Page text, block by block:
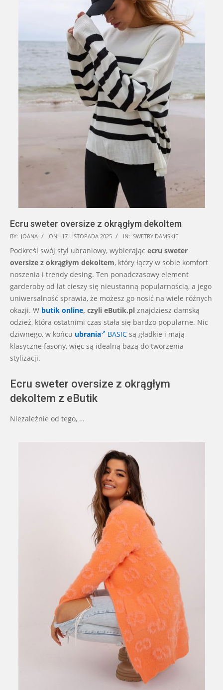
Ecru sweter oversize z okrągłym dekoltem
2025-
11-
BY: JOANA ON: 17 LISTOPADA 2025 IN: SWETRY DAMSKIE
Podkreśl swój styl ubraniowy, wybierając ecru sweter
oversize z okrągłym dekoltem, który łączy w sobie komfort
noszenia i trendy desing. Ten ponadczasowy element
garderoby od lat cieszy się nieustanną popularnością, a jego
uniwersalność sprawia, że możesz go nosić na wiele różnych
okazji. W butik online, czyli eButik.pl znajdziesz damską
odzież, która ostatnimi czas stała się bardzo popularne. Nic
dziwnego, w końcu ubrania BASIC są gładkie i mają
klasyczne fasony, więc są idealną bazą do tworzenia
stylizacji.
Ecru sweter oversize z okrągłym
dekoltem z eButik
Niezależnie od tego, …